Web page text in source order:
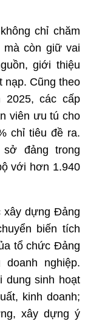
chỉ chăm
mà còn giữ vai
giới thiệu
nạp. Cũng theo
2025, các cấp
viên ưu tú cho
chỉ tiêu đề ra.
đảng trong
với hơn 1.940
xây dựng Đảng
biến tích
tổ chức Đảng
nghiệp.
dung sinh hoạt
kinh doanh;
xây dựng ý